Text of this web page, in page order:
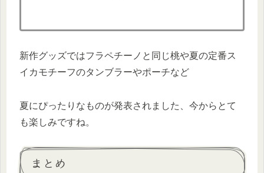
新作グッズではフラペチーノと同じ桃や夏の定番ス
イカモチーフのタンブラーやポーチなど
夏にぴったりなものが発表されました、今からとて
も楽しみですね。
まとめ